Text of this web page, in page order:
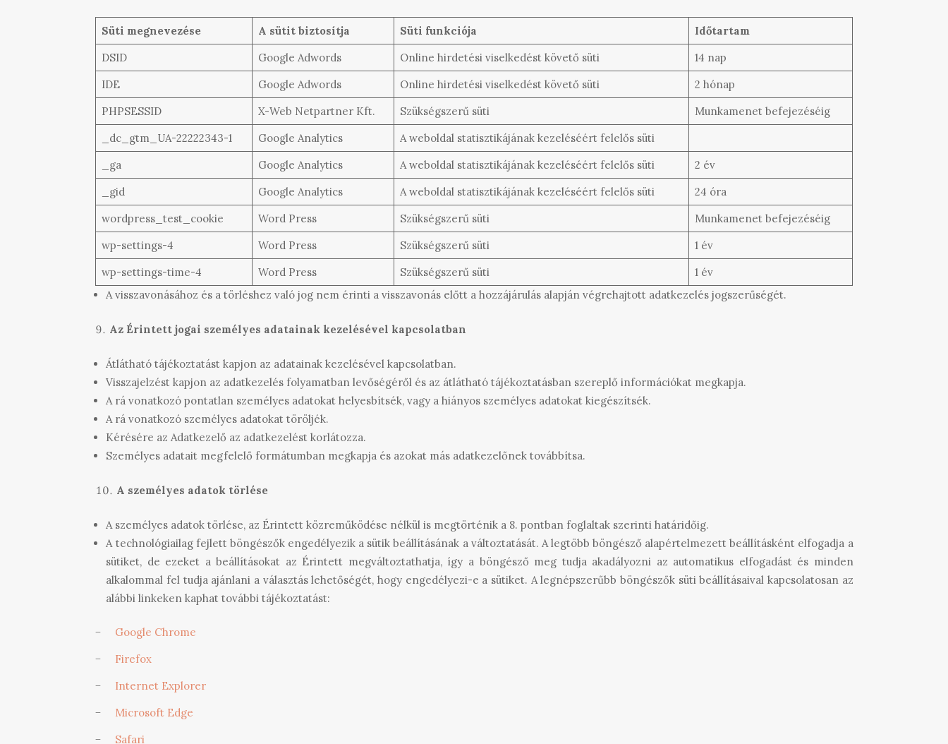
Süti megnevezése A sütit biztosítja Süti funkciója
Időtartam
DSID
Google Adwords Online hirdetési viselkedést követő süti
14 nap
IDE
Google Adwords Online hirdetési viselkedést követő süti
2 hónap
PHPSESSID
X-Web Netpartner Kft. Szükségszerű süti
Munkamenet befejezéséig
_dc_gtm_UA-22222343-1
Google Analytics
A weboldal statisztikájának kezeléséért felelős süti
_ga
Google Analytics A weboldal statisztikájának kezeléséért felelős süti
2 év
_gid
Google Analytics A weboldal statisztikájának kezeléséért felelős süti
24 óra
wordpress_test_cookie
Word Press Szükségszerű süti
Munkamenet befejezéséig
wp-settings-4
Word Press Szükségszerű süti
1 év
wp-settings-time-4
Word Press Szükségszerű süti
1 év
A visszavonásához és a törléshez való jog nem érinti a visszavonás előtt a hozzájárulás alapján végrehajtott adatkezelés jogszerűségét.
Az Érintett jogai személyes adatainak kezelésével kapcsolatban
Átlátható tájékoztatást kapjon az adatainak kezelésével kapcsolatban.
Visszajelzést kapjon az adatkezelés folyamatban levőségéről és az átlátható tájékoztatásban szereplő információkat megkapja.
A rá vonatkozó pontatlan személyes adatokat helyesbítsék, vagy a hiányos személyes adatokat kiegészítsék.
A rá vonatkozó személyes adatokat töröljék.
Kérésére az Adatkezelő az adatkezelést korlátozza.
Személyes adatait megfelelő formátumban megkapja és azokat más adatkezelőnek továbbítsa.
A személyes adatok törlése
A személyes adatok törlése, az Érintett közreműködése nélkül is megtörténik a 8. pontban foglaltak szerinti határidőig.
A technológiailag fejlett böngészők engedélyezik a sütik beállításának a változtatását. A legtöbb böngésző alapértelmezett beállításként elfogadja a
sütiket, de ezeket a beállításokat az Érintett megváltoztathatja, így a böngésző meg tudja akadályozni az automatikus elfogadást és minden
alkalommal fel tudja ajánlani a választás lehetőségét, hogy engedélyezi-e a sütiket. A legnépszerűbb böngészők süti beállításaival kapcsolatosan az
alábbi linkeken kaphat további tájékoztatást:
− Google Chrome
− Firefox
− Internet Explorer
− Microsoft Edge
− Safari